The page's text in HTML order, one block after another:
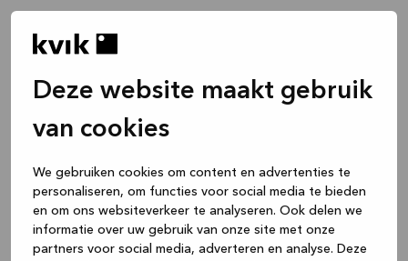
Deze website maakt gebruik
van cookies
We gebruiken cookies om content en advertenties te
personaliseren, om functies voor social media te bieden
en om ons websiteverkeer te analyseren. Ook delen we
informatie over uw gebruik van onze site met onze
partners voor social media, adverteren en analyse. Deze